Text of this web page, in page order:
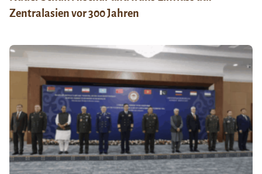
Zentralasien vor 300 Jahren